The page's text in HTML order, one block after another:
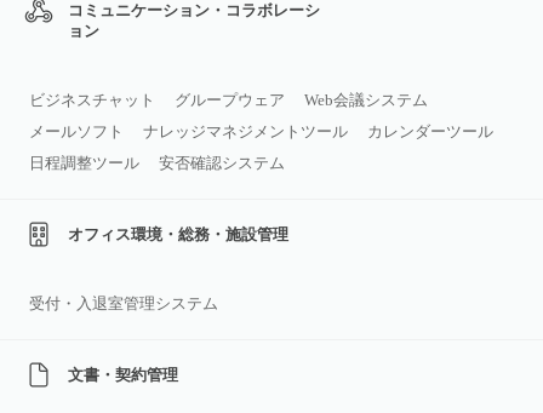
コミュニケーション・コラボレーシ
ョン
ビジネスチャット グループウェア
Web会議システム
メールソフト
ナレッジマネジメントツール
カレンダーツール
日程調整ツール
安否確認システム
オフィス環境・総務・施設管理
受付・入退室管理システム
文書・契約管理